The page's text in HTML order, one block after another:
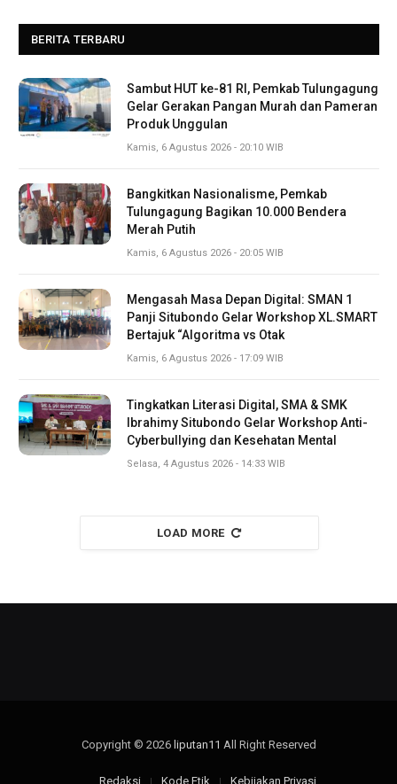
BERITA TERBARU
Sambut HUT ke-81 RI, Pemkab Tulungagung
Gelar Gerakan Pangan Murah dan Pameran
Produk Unggulan
Kamis, 6 Agustus 2026 - 20:10 WIB
Bangkitkan Nasionalisme, Pemkab
Tulungagung Bagikan 10.000 Bendera
Merah Putih
Kamis, 6 Agustus 2026 - 20:05 WIB
Mengasah Masa Depan Digital: SMAN 1
Panji Situbondo Gelar Workshop XL.SMART
Bertajuk “Algoritma vs Otak
Kamis, 6 Agustus 2026 - 17:09 WIB
Tingkatkan Literasi Digital, SMA & SMK
Ibrahimy Situbondo Gelar Workshop Anti-
Cyberbullying dan Kesehatan Mental
Selasa, 4 Agustus 2026 - 14:33 WIB
LOAD MORE
Copyright © 2026 liputan11 All Right Reserved
Redaksi Kode Etik Kebijakan Privasi